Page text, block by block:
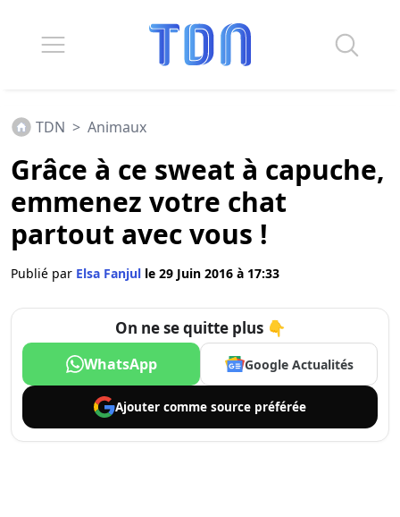
TDN > Animaux
Grâce à ce sweat à capuche,
emmenez votre chat
partout avec vous !
Publié par Elsa Fanjul le 29 Juin 2016 à 17:33
On ne se quitte plus 👇
WhatsApp Google Actualités
Ajouter comme source préférée